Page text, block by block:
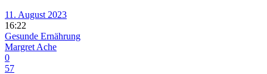
11. August 2023
16:22
Gesunde Ernährung
Margret Ache
0
57